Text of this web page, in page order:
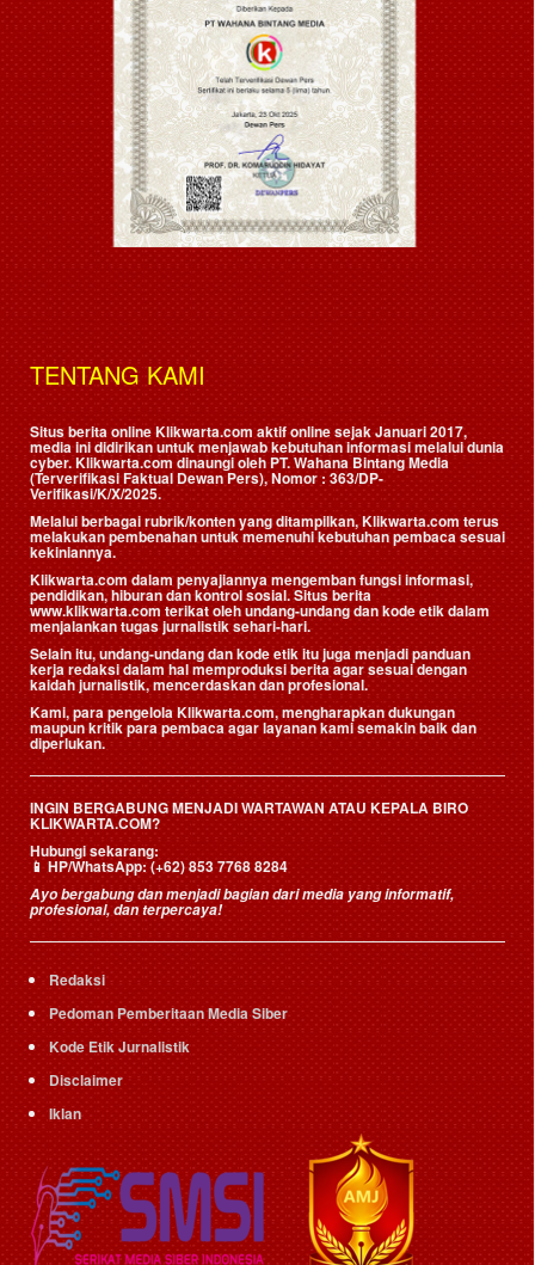
TENTANG KAMI
Situs berita online Klikwarta.com aktif online sejak Januari 2017,
media ini didirikan untuk menjawab kebutuhan informasi melalui dunia
cyber. Klikwarta.com dinaungi oleh PT. Wahana Bintang Media
(Terverifikasi Faktual Dewan Pers), Nomor : 363/DP-
Verifikasi/K/X/2025.
Melalui berbagai rubrik/konten yang ditampilkan, Klikwarta.com terus
melakukan pembenahan untuk memenuhi kebutuhan pembaca sesuai
kekiniannya.
Klikwarta.com dalam penyajiannya mengemban fungsi informasi,
pendidikan, hiburan dan kontrol sosial. Situs berita
www.klikwarta.com terikat oleh undang-undang dan kode etik dalam
menjalankan tugas jurnalistik sehari-hari.
Selain itu, undang-undang dan kode etik itu juga menjadi panduan
kerja redaksi dalam hal memproduksi berita agar sesuai dengan
kaidah jurnalistik, mencerdaskan dan profesional.
Kami, para pengelola Klikwarta.com, mengharapkan dukungan
maupun kritik para pembaca agar layanan kami semakin baik dan
diperlukan.
INGIN BERGABUNG MENJADI WARTAWAN ATAU KEPALA BIRO
KLIKWARTA.COM?
Hubungi sekarang:
📱HP/WhatsApp:(+62) 853 7768 8284
Ayo bergabung dan menjadi bagian dari media yang informatif,
profesional, dan terpercaya!
Redaksi
Pedoman Pemberitaan Media Siber
Kode Etik Jurnalistik
Disclaimer
Iklan